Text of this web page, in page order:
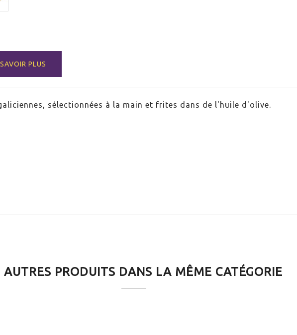
PLUS
Espagne sélectionnées à la main et frites dans de l'huile d'olive.
PRODUITS DANS LA MÊME CATÉGORIE